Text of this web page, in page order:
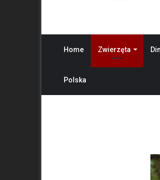
Home Zwierzęta
Polska